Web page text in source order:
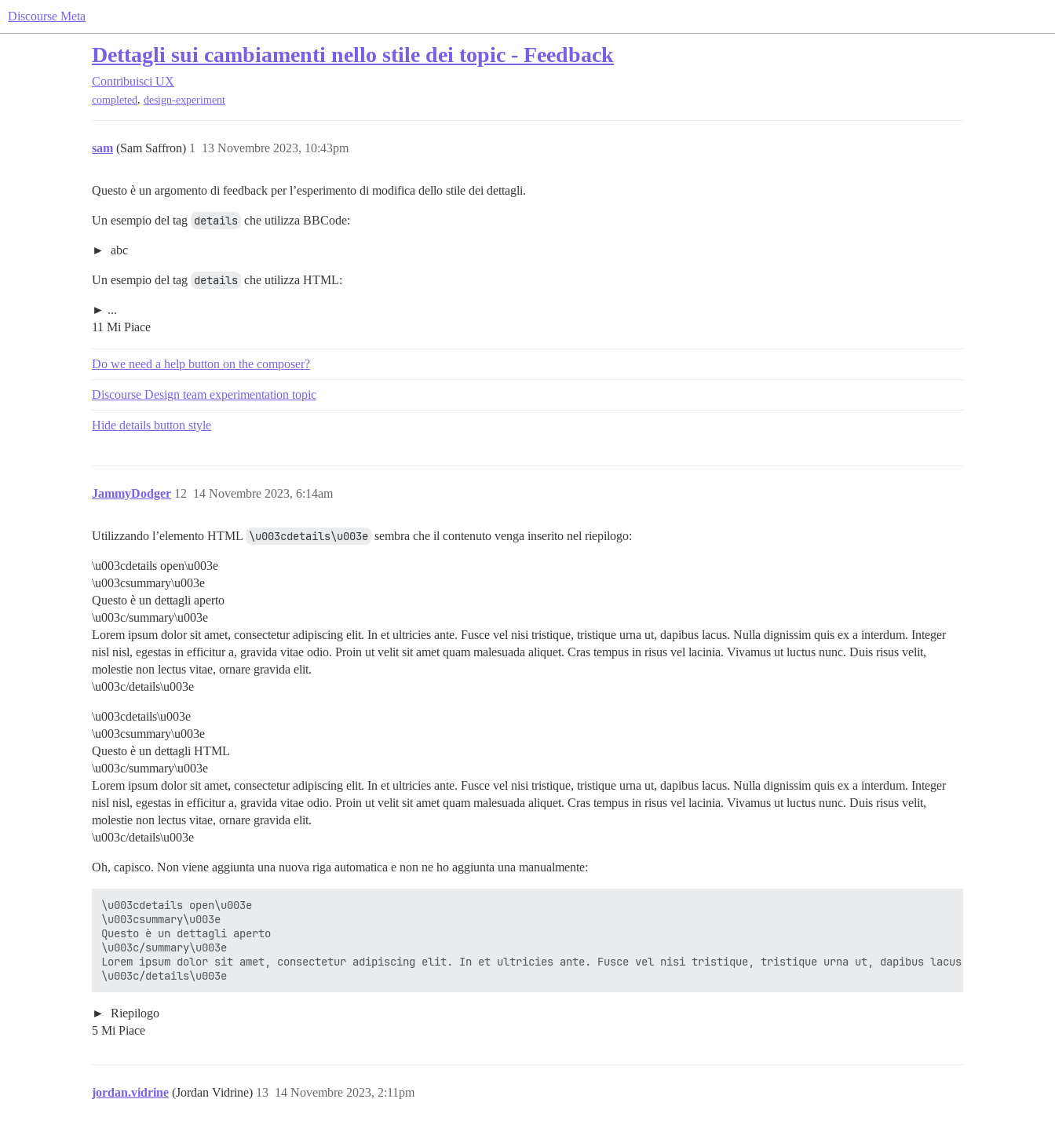
Discourse Meta
Dettagli sui cambiamenti nello stile dei topic - Feedback
Contribuisci UX
completed, design-experiment
sam (Sam Saffron) 13 Novembre 2023, 10:43pm
1
Questo è un argomento di feedback per l’esperimento di modifica dello stile dei dettagli.
Un esempio del tag details che utilizza BBCode:
abc
Un esempio del tag details che utilizza HTML:
...
11 Mi Piace
Do we need a help button on the composer?
Discourse Design team experimentation topic
Hide details button style
JammyDodger 14 Novembre 2023, 6:14am
12
Utilizzando l’elemento HTML \u003cdetails\u003e sembra che il contenuto venga inserito nel riepilogo:
\u003cdetails open\u003e
\u003csummary\u003e
Questo è un dettagli aperto
\u003c/summary\u003e
Lorem ipsum dolor sit amet, consectetur adipiscing elit. In et ultricies ante. Fusce vel nisi tristique, tristique urna ut, dapibus lacus. Nulla dignissim quis ex a interdum. Integer
nisl nisl, egestas in efficitur a, gravida vitae odio. Proin ut velit sit amet quam malesuada aliquet. Cras tempus in risus vel lacinia. Vivamus ut luctus nunc. Duis risus velit,
molestie non lectus vitae, ornare gravida elit.
\u003c/details\u003e
\u003cdetails\u003e
\u003csummary\u003e
Questo è un dettagli HTML
\u003c/summary\u003e
Lorem ipsum dolor sit amet, consectetur adipiscing elit. In et ultricies ante. Fusce vel nisi tristique, tristique urna ut, dapibus lacus. Nulla dignissim quis ex a interdum. Integer
nisl nisl, egestas in efficitur a, gravida vitae odio. Proin ut velit sit amet quam malesuada aliquet. Cras tempus in risus vel lacinia. Vivamus ut luctus nunc. Duis risus velit,
molestie non lectus vitae, ornare gravida elit.
\u003c/details\u003e
Oh, capisco. Non viene aggiunta una nuova riga automatica e non ne ho aggiunta una manualmente:
\u003cdetails open\u003e
\u003csummary\u003e
Questo è un dettagli aperto
\u003c/summary\u003e
Lorem ipsum dolor sit amet, consectetur adipiscing elit. In et ultricies ante. Fusce vel nisi tristique, tristique urna ut, dapibus lacus. Nulla
Riepilogo
5 Mi Piace
jordan.vidrine (Jordan Vidrine) 14 Novembre 2023, 2:11pm
13